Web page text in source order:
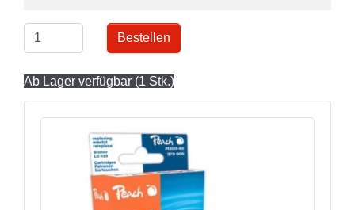
Bestellen
Ab Lager verfügbar (1 Stk.)